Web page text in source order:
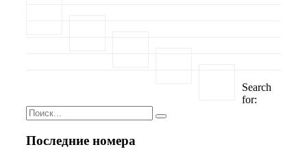
Search
for:
Последние номера